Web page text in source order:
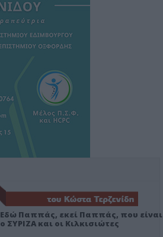
Εδώ Παππάς, εκεί Παππάς, που είναι
ο ΣΥΡΙΖΑ και οι Κιλκισιώτες